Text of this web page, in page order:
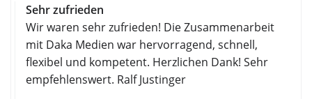
Sehr zufrieden
Wir waren sehr zufrieden! Die Zusammenarbeit
mit Daka Medien war hervorragend, schnell,
flexibel und kompetent. Herzlichen Dank! Sehr
empfehlenswert. Ralf Justinger